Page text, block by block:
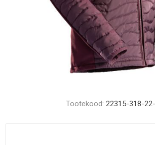
Tootekood: 22315-318-